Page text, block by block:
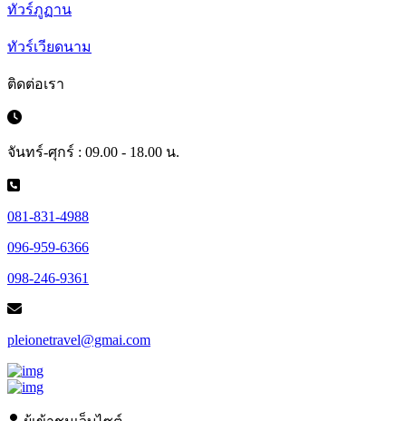
ทัวร์ภูฏาน
ทัวร์เวียดนาม
ติดต่อเรา
จันทร์-ศุกร์ : 09.00 - 18.00 น.
081-831-4988
096-959-6366
098-246-9361
pleionetravel@gmai.com